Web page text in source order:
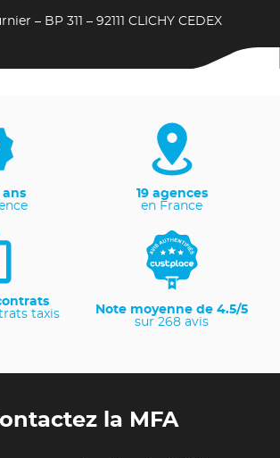
– BP 311 – 92111 CLICHY CEDEX
ans
19 agences
en France
taxis
Note moyenne de 4.5/5
sur 268 avis
la MFA